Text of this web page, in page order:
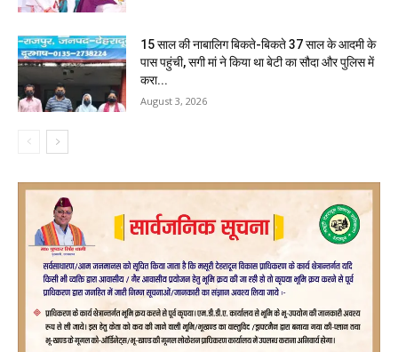
15 साल की नाबालिग बिकते-बिकते 37 साल के आदमी के
पास पहुंची, सगी मां ने किया था बेटी का सौदा और पुलिस में
करा...
August 3, 2026